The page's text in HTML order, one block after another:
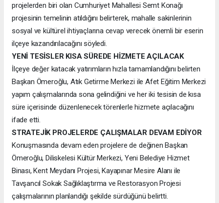
projelerden biri olan Cumhuriyet Mahallesi Semt Konağı
projesinin temelinin atıldığını belirterek, mahalle sakinlerinin
sosyal ve kültürel ihtiyaçlarına cevap verecek önemli bir eserin
ilçeye kazandırılacağını söyledi.
YENİ TESİSLER KISA SÜREDE HİZMETE AÇILACAK
İlçeye değer katacak yatırımların hızla tamamlandığını belirten
Başkan Ömeroğlu, Atık Getirme Merkezi ile Afet Eğitim Merkezi
yapım çalışmalarında sona gelindiğini ve her iki tesisin de kısa
süre içerisinde düzenlenecek törenlerle hizmete açılacağını
ifade etti.
STRATEJİK PROJELERDE ÇALIŞMALAR DEVAM EDİYOR
Konuşmasında devam eden projelere de değinen Başkan
Ömeroğlu, Diliskelesi Kültür Merkezi, Yeni Belediye Hizmet
Binası, Kent Meydanı Projesi, Kayapınar Mesire Alanı ile
Tavşancıl Sokak Sağlıklaştırma ve Restorasyon Projesi
çalışmalarının planlandığı şekilde sürdüğünü belirtti.